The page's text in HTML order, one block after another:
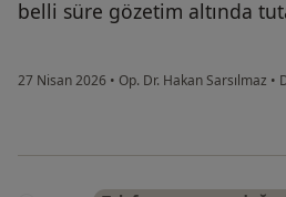
belli süre gözetim altında
27 Nisan 2026 • Op. Dr. Hakan Sarsılmaz •